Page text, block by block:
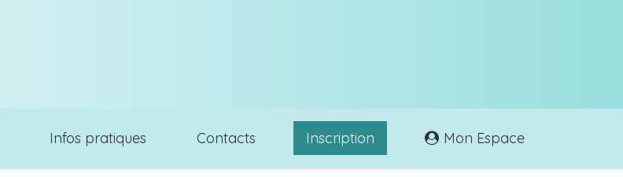
Infos pratiques Contacts Inscription Mon Espace